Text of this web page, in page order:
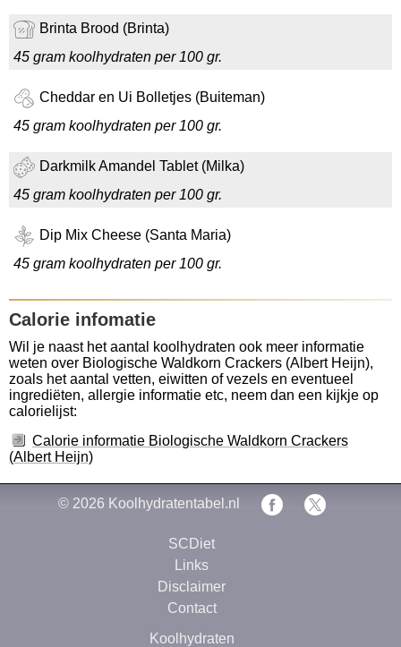
Brinta Brood (Brinta)
45 gram koolhydraten per 100 gr.
Cheddar en Ui Bolletjes (Buiteman)
45 gram koolhydraten per 100 gr.
Darkmilk Amandel Tablet (Milka)
45 gram koolhydraten per 100 gr.
Dip Mix Cheese (Santa Maria)
45 gram koolhydraten per 100 gr.
Calorie infomatie
Wil je naast het aantal koolhydraten ook meer informatie
weten over Biologische Waldkorn Crackers (Albert Heijn),
zoals het aantal vetten, eiwitten of vezels en eventueel
ingrediëten, allergie informatie etc, neem dan een kijkje op
calorielijst:
Calorie informatie Biologische Waldkorn Crackers
(Albert Heijn)
© 2026 Koolhydratentabel.nl
SCDiet
Links
Disclaimer
Contact
Koolhydraten